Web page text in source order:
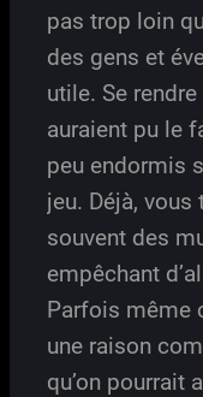
pas trop loin
des gens et
utile. Se
auraient pu le
peu endormis
jeu. Déjà, vous
souvent des
empêchant
Parfois même
une raison
qu’on pourrait